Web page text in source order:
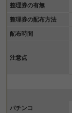
整理券の有無
整理券の配布方法
配布時間
注意点
パチンコ